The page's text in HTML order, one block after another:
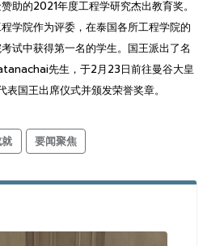
助的2021年度工程学研究杰出教育奖。
学院作为评委，在泰国各所工程学院的
试中获得第一名的学生。国王派出了名
先生，于2月23日前往曼谷大皇
国王出席仪式并颁发荣誉奖章。
要闻聚焦